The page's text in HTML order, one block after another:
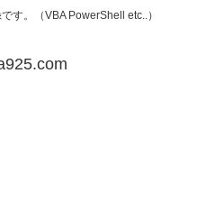
す。（VBA PowerShell etc..）